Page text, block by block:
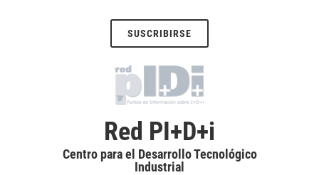
SUSCRIBIRSE
Red PI+D+i
Centro para el Desarrollo Tecnológico
Industrial